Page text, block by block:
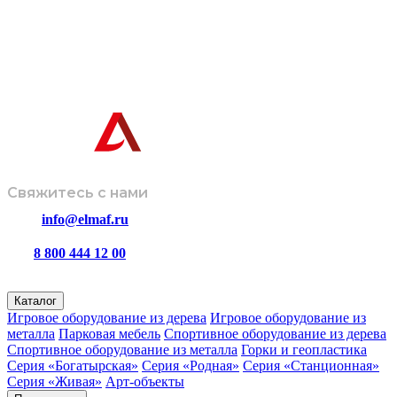
Свяжитесь с нами
info@elmaf.ru
8 800 444 12 00
Каталог
Игровое оборудование из дерева Игровое оборудование из
металла Парковая мебель Спортивное оборудование из дерева
Спортивное оборудование из металла Горки и геопластика
Серия «Богатырская» Серия «Родная» Серия «Станционная»
Серия «Живая» Арт-объекты